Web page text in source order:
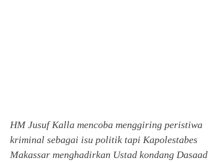
HM Jusuf Kalla mencoba menggiring peristiwa
kriminal sebagai isu politik tapi Kapolestabes
Makassar menghadirkan Ustad kondang Dasaad